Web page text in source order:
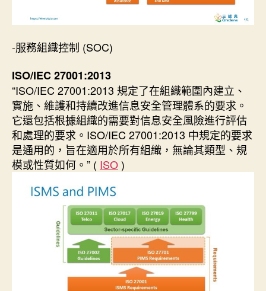
-服務組織控制 (SOC)
ISO/IEC 27001:2013
“ISO/IEC 27001:2013 規定了在組織範圍內建立、
實施、維護和持續改進信息安全管理體系的要求。
它還包括根據組織的需要對信息安全風險進行評估
和處理的要求。ISO/IEC 27001:2013 中規定的要求
是通用的，旨在適用於所有組織，無論其類型、規
模或性質如何。” ( ISO)